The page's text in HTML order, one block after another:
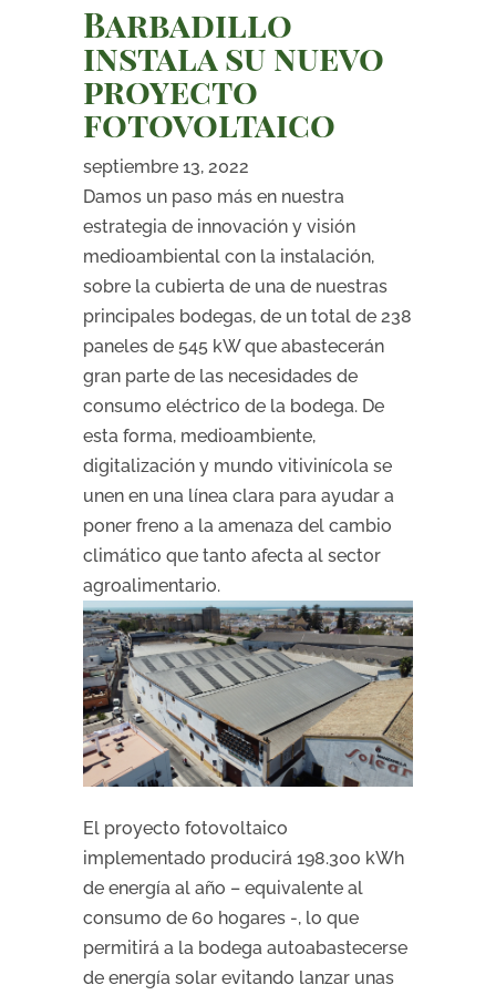
Barbadillo
instala su nuevo
proyecto
fotovoltaico
septiembre 13, 2022
Damos un paso más en nuestra
estrategia de innovación y visión
medioambiental con la instalación,
sobre la cubierta de una de nuestras
principales bodegas, de un total de 238
paneles de 545 kW que abastecerán
gran parte de las necesidades de
consumo eléctrico de la bodega. De
esta forma, medioambiente,
digitalización y mundo vitivinícola se
unen en una línea clara para ayudar a
poner freno a la amenaza del cambio
climático que tanto afecta al sector
agroalimentario.
El proyecto fotovoltaico
implementado producirá 198.300 kWh
de energía al año – equivalente al
consumo de 60 hogares -, lo que
permitirá a la bodega autoabastecerse
de energía solar evitando lanzar unas